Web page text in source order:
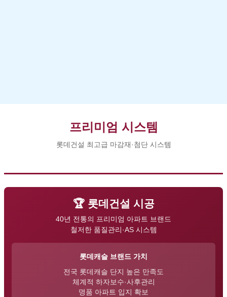
프리미엄 시스템
롯데건설 최고급 마감재·첨단 시스템
🏆 롯데건설 시공
40년 전통의 프리미엄 아파트 브랜드
철저한 품질관리·AS 시스템
롯데캐슬 브랜드 가치
전국 롯데캐슬 단지 높은 만족도
체계적 하자보수·사후관리
명품 아파트 입지 확보